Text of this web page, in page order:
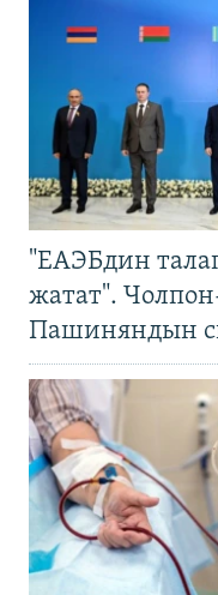
"ЕАЭБдин
жатат".
Пашиняндын